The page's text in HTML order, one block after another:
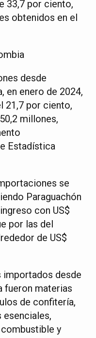
33,7 por ciento,
obtenidos en el
desde
en enero de 2024,
21,7 por ciento,
millones,
Estadística
se
Paraguachón
con US$
por las del
de US$
desde
fueron materias
de confitería,
y